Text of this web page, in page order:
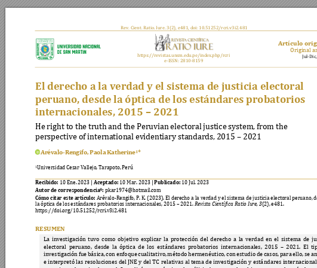
Rev. Cient. Ratio. Iure. 3(2), e481 , doi: 10.51252/rcri.v3i2 .481
Artículo
Original
Jul-
https://revistas.unsm.edu.pe/index.php /rcri
e-ISSN: 2810-8159
El derecho a la verdad y el sistema de justicia electoral
peruano, desde la óptica de los estándares probatorios
internacionales, 2015 – 2021
He right to the truth and the Peruvian electoral justice system, from the
perspective of international evidentiary standards, 2015 – 2021
Arévalo-Rengifo, Paola Katherine1*
1Universidad Cesar Vallejo, Tarapoto, Perú
Recibido: 10 Ene. 2023 | Aceptado: 10 Mar. 2023 | Publicado: 10 Jul. 2023
Autor de correspondencia*: pkar1974@hotmail.com
Cómo citar este artículo: Arévalo-Rengifo, P. K. (2023). El derecho a la verdad y el sistema de justicia electoral peruano,
la óptica de los estándares probatorios internacionales, 2015 – 2021. Revista Científica Ratio Iure, 3(2), e481.
https://doi.org/10.51252/rcri.v3i2.481
RESUMEN
La investigación tuvo como objetivo explicar la protección del derecho a la verdad en el sistema de
electoral peruano, desde la óptica de los estándares probatorios internacionales, 2015 – 2021. El
investigación fue básica, con enfoque cualitativo, método hermenéutico, con estudiode casos, paraello, se
e interpretó las resoluciones del JNE y del TC relativas al tema de investigación y estándares internacional